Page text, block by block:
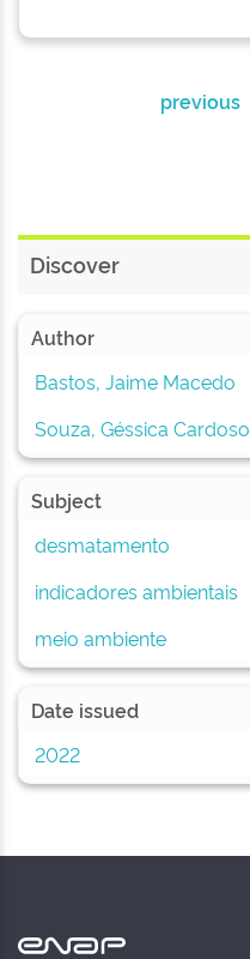
previous
Discover
Author
Bastos, Jaime Macedo
Souza, Géssica Cardoso
Subject
desmatamento
indicadores ambientais
meio ambiente
Date issued
2022